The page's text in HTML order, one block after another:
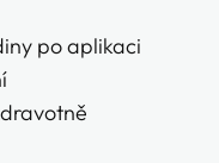
po aplikaci